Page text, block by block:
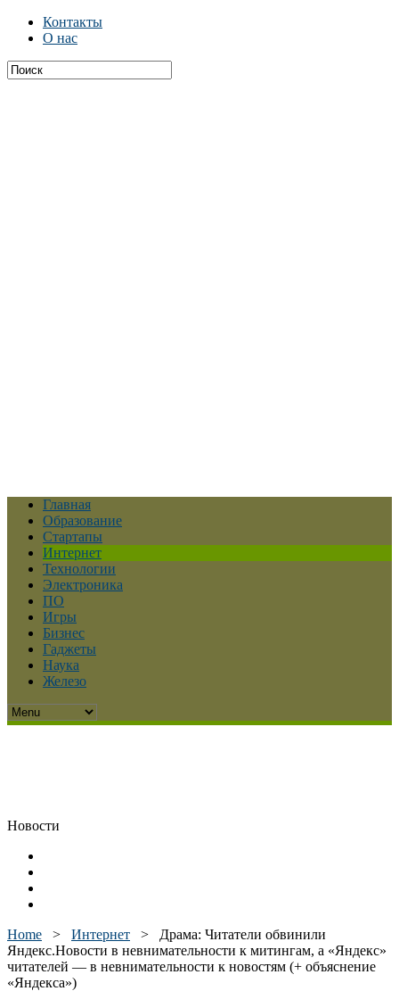
Контакты
О нас
Главная
Образование
Стартапы
Интернет
Технологии
Электроника
ПО
Игры
Бизнес
Гаджеты
Наука
Железо
Новости
Home > Интернет > Драма: Читатели обвинили
Яндекс.Новости в невнимательности к митингам, а «Яндекс»
читателей — в невнимательности к новостям (+ объяснение
«Яндекса»)